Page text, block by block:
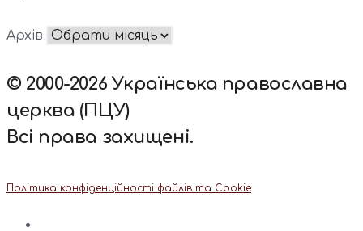
Архів
© 2000-2026 Українська православна
церква (ПЦУ)
Всі права захищені.
Політика конфіденційності файлів та Cookie